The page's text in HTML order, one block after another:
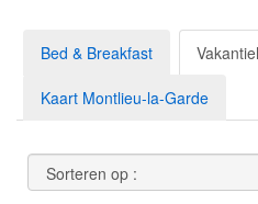
Bed & Breakfast
Kaart Montlieu-la-Garde